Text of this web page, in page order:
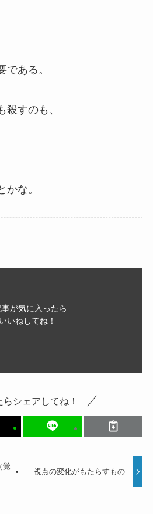
である。
殺すのも、
な。
事が気に入ったら
いいねしてね！
らシェアしてね！
覚
視点の変化がもたらすもの